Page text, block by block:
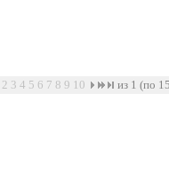
2 3 4 5 6 7 8 9 10 из 1 (по